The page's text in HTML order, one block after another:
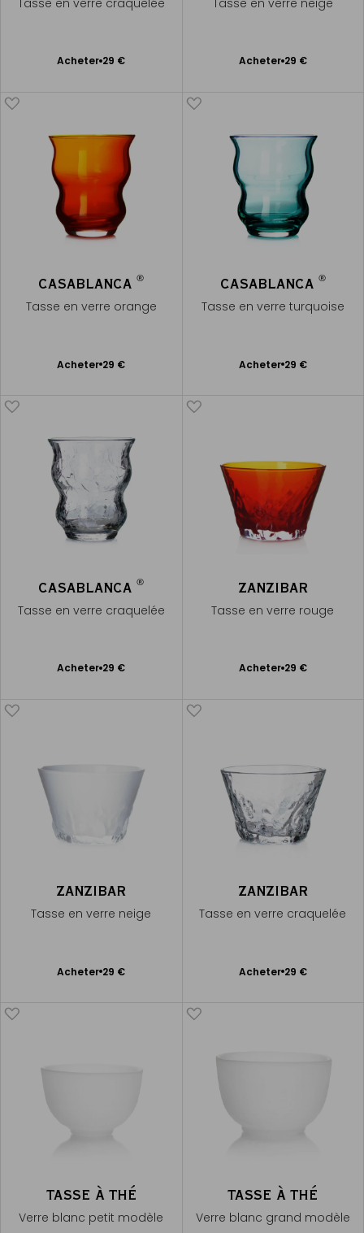
Acheter 29 €
Ajouter
Acheter 29 €
Ajouter
CASABLANCA®
Tasse en verre orange
Acheter 29 €
Ajouter
CASABLANCA ®
Tasse en verre turquoise
Acheter 29 €
Ajouter
CASABLANCA®
Tasse en verre craquelée
Acheter 29 €
Ajouter
ZANZIBAR
Tasse en verre rouge
Acheter 29 €
Ajouter
ZANZIBAR
Tasse en verre neige
Acheter 29 €
Ajouter
ZANZIBAR
Tasse en verre craquelée
Acheter 29 €
Ajouter
TASSE À THÉ
Verre blanc petit modèle
TASSE À THÉ
Verre blanc grand modèle